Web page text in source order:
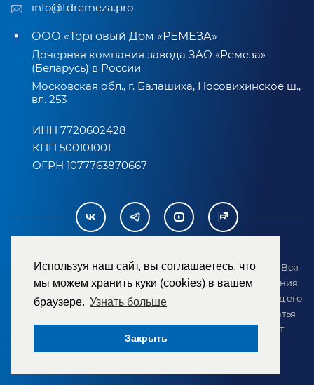
Используя наш сайт, вы соглашаетесь, что
мы можем хранить куки (cookies) в вашем
браузере. Узнать больше
Закрыть
info@tdremeza.pro
ООО «Торговый Дом «РЕМЕЗА»
Дочерняя компания завода ЗАО «Ремеза»
(Беларусь) в России
Московская обл., г. Балашиха, Носовихинское ш.,
вл. 253
ИНН 7720602428
КПП 500101001
ОГРН 1077763870667
2007-2026 © ООО «ТД «РЕМЕЗА». Все права защищены. Вся
информация на сайте размещена в целях предоставления
возможности покупателю ознакомиться с товаром перед его
приобретением и не является публичной офертой (статья
437 ГК РФ). Внешний вид товара может отличаться от
представленного на сайте.